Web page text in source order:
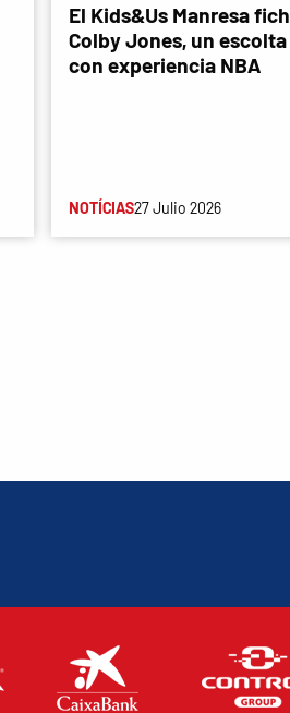
El Kids&Us Manresa
Colby Jones, un
con experiencia NBA
NOTÍCIAS27 Julio 2026